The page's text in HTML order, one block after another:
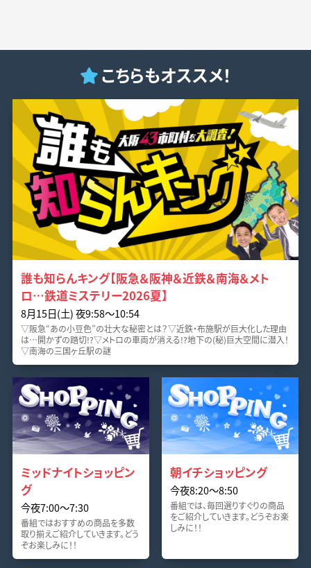
こちらもオススメ！
誰も知らんキング【阪急＆阪神＆近鉄＆南海＆メト
ロ…鉄道ミステリー2026夏】
8月15日(土) 夜9:58～10:54
▽阪急“あの小豆色”の壮大な秘密とは？▽近鉄・布施駅が巨大化した理由
は…開かずの踏切!?▽メトロの車両が消える!?地下の(秘)巨大空間に潜入！
▽南海の三国ヶ丘駅の謎
ミッドナイトショッピン
グ
今夜7:00～7:30
番組ではおすすめの商品を多数
取り揃えご紹介していきます。どう
ぞお楽しみに！！
朝イチショッピング
今夜8:20～8:50
番組では、毎回選りすぐりの商品
をご紹介していきます。どうぞお楽
しみに！！